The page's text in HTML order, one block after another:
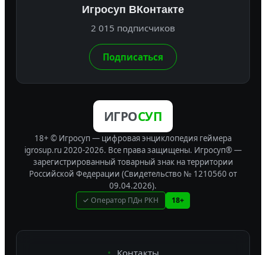
Игросуп ВКонтакте
2 015 подписчиков
Подписаться
ИГРОСУП
18+ © Игросуп — цифровая энциклопедия геймера
igrosup.ru 2020-2026. Все права защищены. Игросуп® —
зарегистрированный товарный знак на территории
Российской Федерации (Свидетельство № 1210560 от
09.04.2026).
✓ Оператор ПДн РКН 18+